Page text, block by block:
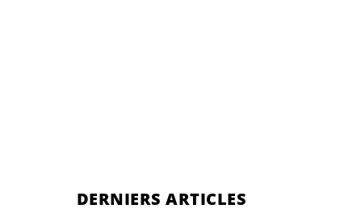
DERNIERS ARTICLES